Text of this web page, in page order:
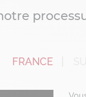
FRANCE